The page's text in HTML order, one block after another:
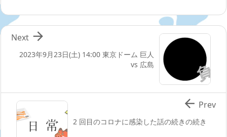
2023年9月23日(土) 14:00 東京ドーム 巨人
vs 広島

Next
2 回目のコロナに感染した話の続きの続き
 Prev